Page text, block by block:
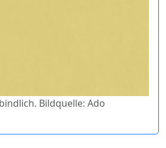
Bildquelle: Ado